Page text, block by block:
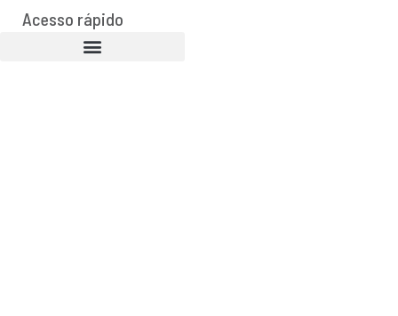
Acesso rápido